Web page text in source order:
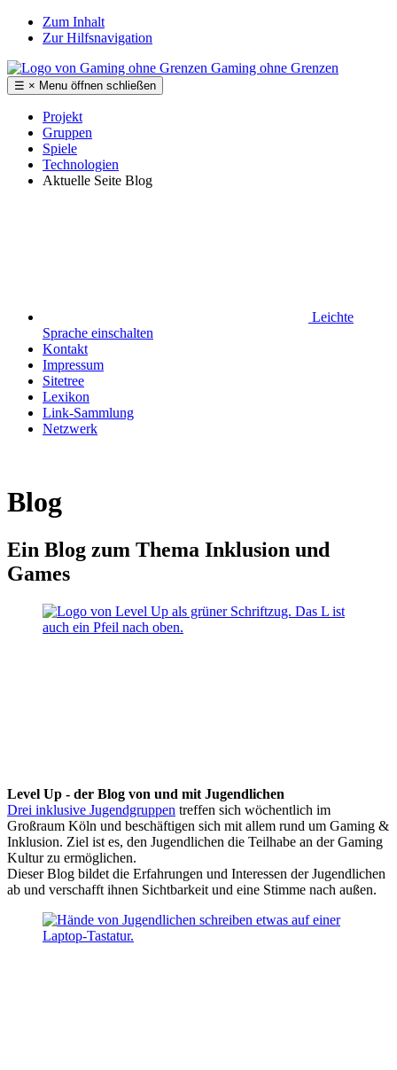
Zum Inhalt
Zur Hilfsnavigation
Gaming ohne Grenzen
☰ × Menu öffnen schließen
Projekt
Gruppen
Spiele
Technologien
Aktuelle Seite Blog
Leichte
Sprache einschalten
Kontakt
Impressum
Sitetree
Lexikon
Link-Sammlung
Netzwerk
Blog
Ein Blog zum Thema Inklusion und
Games
Level Up - der Blog von und mit Jugendlichen
Drei inklusive Jugendgruppen treffen sich wöchentlich im
Großraum Köln und beschäftigen sich mit allem rund um Gaming &
Inklusion. Ziel ist es, den Jugendlichen die Teilhabe an der Gaming
Kultur zu ermöglichen.
Dieser Blog bildet die Erfahrungen und Interessen der Jugendlichen
ab und verschafft ihnen Sichtbarkeit und eine Stimme nach außen.